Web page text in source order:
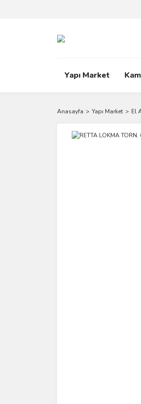
Yapı Market
Anasayfa Yapı Market El